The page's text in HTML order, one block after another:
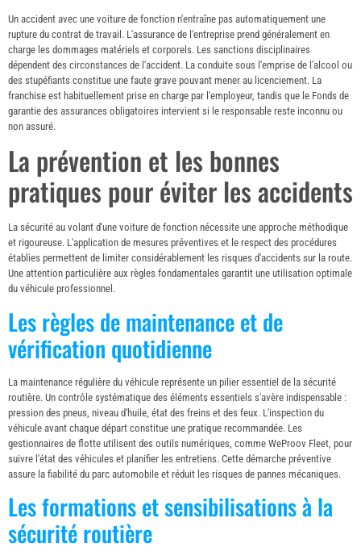
Un accident avec une voiture de fonction n'entraîne pas automatiquement une
rupture du contrat de travail. L'assurance de l'entreprise prend généralement en
charge les dommages matériels et corporels. Les sanctions disciplinaires
dépendent des circonstances de l'accident. La conduite sous l'emprise de l'alcool ou
des stupéfiants constitue une faute grave pouvant mener au licenciement. La
franchise est habituellement prise en charge par l'employeur, tandis que le Fonds de
garantie des assurances obligatoires intervient si le responsable reste inconnu ou
non assuré.
La prévention et les bonnes
pratiques pour éviter les accidents
La sécurité au volant d'une voiture de fonction nécessite une approche méthodique
et rigoureuse. L'application de mesures préventives et le respect des procédures
établies permettent de limiter considérablement les risques d'accidents sur la route.
Une attention particulière aux règles fondamentales garantit une utilisation optimale
du véhicule professionnel.
Les règles de maintenance et de
vérification quotidienne
La maintenance régulière du véhicule représente un pilier essentiel de la sécurité
routière. Un contrôle systématique des éléments essentiels s'avère indispensable :
pression des pneus, niveau d'huile, état des freins et des feux. L'inspection du
véhicule avant chaque départ constitue une pratique recommandée. Les
gestionnaires de flotte utilisent des outils numériques, comme WeProov Fleet, pour
suivre l'état des véhicules et planifier les entretiens. Cette démarche préventive
assure la fiabilité du parc automobile et réduit les risques de pannes mécaniques.
Les formations et sensibilisations à la
sécurité routière